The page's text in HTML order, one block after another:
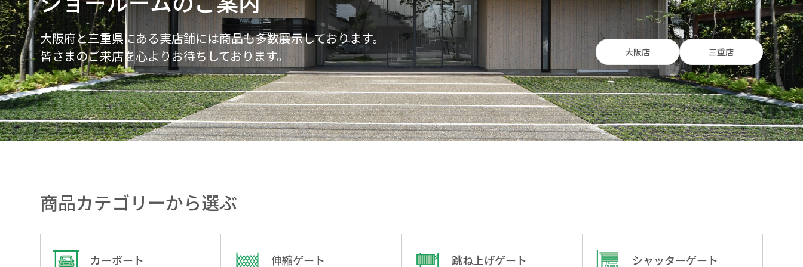
大阪府と三重県にある実店舗には商品も多数展示しております。
皆さまのご来店を心よりお待ちしております。
大阪店 三重店
商品カテゴリーから選ぶ
カーポート 伸縮ゲート 跳ね上げゲート シャッターゲート